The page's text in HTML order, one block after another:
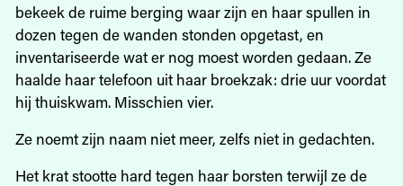
bekeek de ruime berging waar zijn en haar spullen in
dozen tegen de wanden stonden opgetast, en
inventariseerde wat er nog moest worden gedaan. Ze
haalde haar telefoon uit haar broekzak: drie uur voordat
hij thuiskwam. Misschien vier.
Ze noemt zijn naam niet meer, zelfs niet in gedachten.
Het krat stootte hard tegen haar borsten terwijl ze de